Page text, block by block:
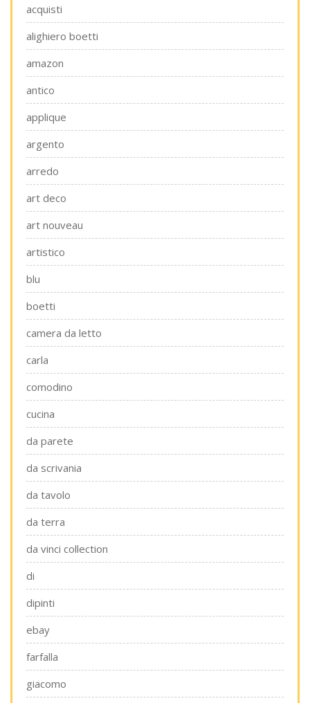
acquisti
alighiero boetti
amazon
antico
applique
argento
arredo
art deco
art nouveau
artistico
blu
boetti
camera da letto
carla
comodino
cucina
da parete
da scrivania
da tavolo
da terra
da vinci collection
di
dipinti
ebay
farfalla
giacomo